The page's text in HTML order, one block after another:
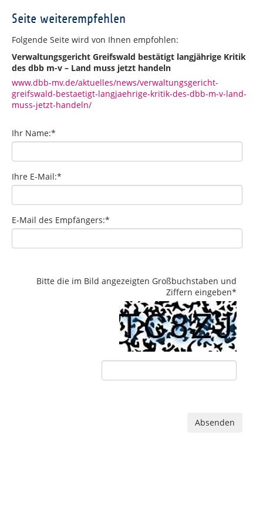
Seite weiterempfehlen
Folgende Seite wird von Ihnen empfohlen:
Verwaltungsgericht Greifswald bestätigt langjährige Kritik
des dbb m-v – Land muss jetzt handeln
www.dbb-mv.de/aktuelles/news/verwaltungsgericht-
greifswald-bestaetigt-langjaehrige-kritik-des-dbb-m-v-land-
muss-jetzt-handeln/
Ihr Name:*
Ihre E-Mail:*
E-Mail des Empfängers:*
Bitte die im Bild angezeigten Großbuchstaben und
Ziffern eingeben*
Absenden